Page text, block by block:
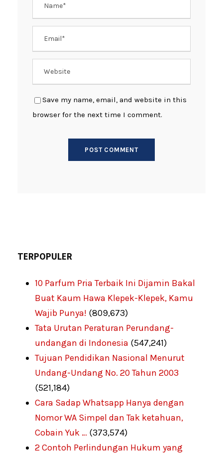
Save my name, email, and website in this
browser for the next time I comment.
TERPOPULER
10 Parfum Pria Terbaik Ini Dijamin Bakal
Buat Kaum Hawa Klepek-Klepek, Kamu
Wajib Punya! (809,673)
Tata Urutan Peraturan Perundang-
undangan di Indonesia (547,241)
Tujuan Pendidikan Nasional Menurut
Undang-Undang No. 20 Tahun 2003
(521,184)
Cara Sadap Whatsapp Hanya dengan
Nomor WA Simpel dan Tak ketahuan,
Cobain Yuk … (373,574)
2 Contoh Perlindungan Hukum yang